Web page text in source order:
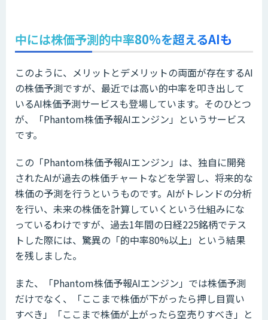
中には株価予測的中率80%を超えるAIも
このように、メリットとデメリットの両面が存在するAI
の株価予測ですが、最近では高い的中率を叩き出して
いるAI株価予測サービスも登場しています。そのひとつ
が、「Phantom株価予報AIエンジン」というサービス
です。
この「Phantom株価予報AIエンジン」は、独自に開発
されたAIが過去の株価チャートなどを学習し、将来的な
株価の予測を行うというものです。AIがトレンドの分析
を行い、未来の株価を計算していくという仕組みにな
っているわけですが、過去1年間の日経225銘柄でテス
トした際には、驚異の「的中率80%以上」という結果
を残しました。
また、「Phantom株価予報AIエンジン」では株価予測
だけでなく、「ここまで株価が下がったら押し目買い
すべき」「ここまで株価が上がったら空売りすべき」と